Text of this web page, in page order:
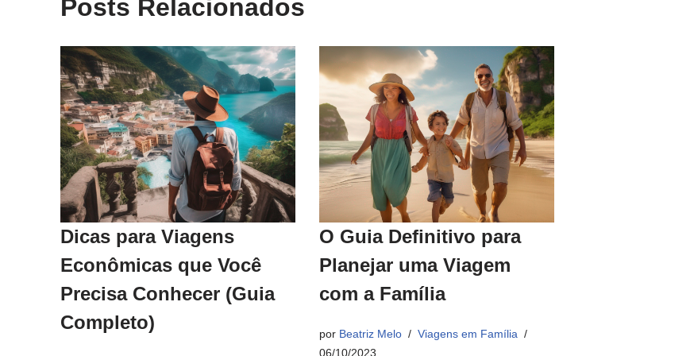
Posts Relacionados
Dicas para Viagens
Econômicas que Você
Precisa Conhecer (Guia
Completo)
O Guia Definitivo para
Planejar uma Viagem
com a Família
por Beatriz Melo
Viagens em Família
06/10/2023